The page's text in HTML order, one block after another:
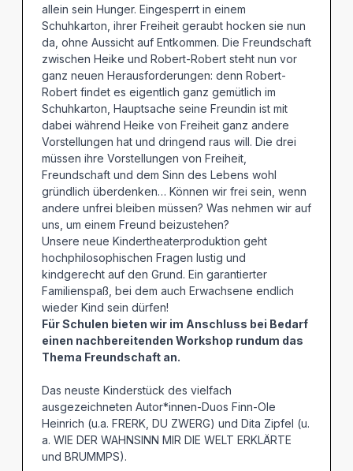
allein sein Hunger. Eingesperrt in einem
Schuhkarton, ihrer Freiheit geraubt hocken sie nun
da, ohne Aussicht auf Entkommen. Die Freundschaft
zwischen Heike und Robert-Robert steht nun vor
ganz neuen Herausforderungen: denn Robert-
Robert findet es eigentlich ganz gemütlich im
Schuhkarton, Hauptsache seine Freundin ist mit
dabei während Heike von Freiheit ganz andere
Vorstellungen hat und dringend raus will. Die drei
müssen ihre Vorstellungen von Freiheit,
Freundschaft und dem Sinn des Lebens wohl
gründlich überdenken… Können wir frei sein, wenn
andere unfrei bleiben müssen? Was nehmen wir auf
uns, um einem Freund beizustehen?
Unsere neue Kindertheaterproduktion geht
hochphilosophischen Fragen lustig und
kindgerecht auf den Grund. Ein garantierter
Familienspaß, bei dem auch Erwachsene endlich
wieder Kind sein dürfen!
Für Schulen bieten wir im Anschluss bei Bedarf
einen nachbereitenden Workshop rundum das
Thema Freundschaft an.
Das neuste Kinderstück des vielfach
ausgezeichneten Autor*innen-Duos Finn-Ole
Heinrich (u.a. FRERK, DU ZWERG) und Dita Zipfel (u.
a. WIE DER WAHNSINN MIR DIE WELT ERKLÄRTE
und BRUMMPS).